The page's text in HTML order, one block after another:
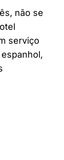
não se
serviço